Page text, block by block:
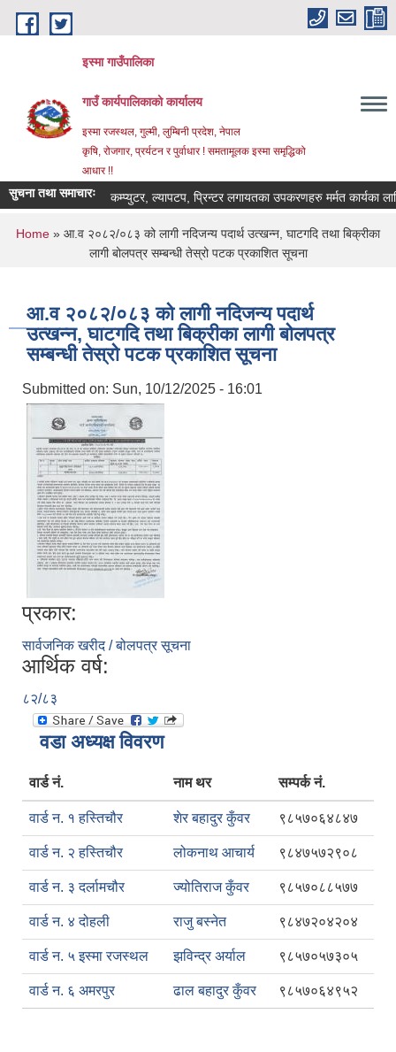
Skip to main content
इस्मा गाउँपालिका
गाउँ कार्यपालिकाको कार्यालय
इस्मा रजस्थल, गुल्मी, लुम्बिनी प्रदेश, नेपाल
कृषि, रोजगार, प्रर्यटन र पुर्वाधार ! समतामूलक इस्मा समृद्धिको
आधार !!
सुचना तथा समाचारःकम्प्युटर, ल्यापटप, प्रिन्टर लगायतका उपकरणहरु मर्मत कार्यका लागि
You are here
Home » आ.व २०८२/०८३ को लागी नदिजन्य पदार्थ उत्खन्न, घाटगदि तथा बिक्रीका
लागी बोलपत्र सम्बन्धी तेस्रो पटक प्रकाशित सूचना
आ.व २०८२/०८३ को लागी नदिजन्य पदार्थ
उत्खन्न, घाटगदि तथा बिक्रीका लागी बोलपत्र
सम्बन्धी तेस्रो पटक प्रकाशित सूचना
Submitted on: Sun, 10/12/2025 - 16:01
प्रकार:
सार्वजनिक खरीद / बोलपत्र सूचना
आर्थिक वर्ष:
८२/८३
वडा अध्यक्ष विवरण
वार्ड नं. नाम थर सम्पर्क नं.
वार्ड न. १ हस्तिचौर शेर बहादुर कुँवर ९८५७०६४८४७
वार्ड न. २ हस्तिचौर लोकनाथ आचार्य ९८४७५७२९०८
वार्ड न. ३ दर्लामचौर ज्योतिराज कुँवर ९८५७०८८५७७
वार्ड न. ४ दोहली राजु बस्नेत ९८४७२०४२०४
वार्ड न. ५ इस्मा रजस्थल झविन्द्र अर्याल ९८५७०५७३०५
वार्ड न. ६ अमरपुर ढाल बहादुर कुँवर ९८५७०६४९५२